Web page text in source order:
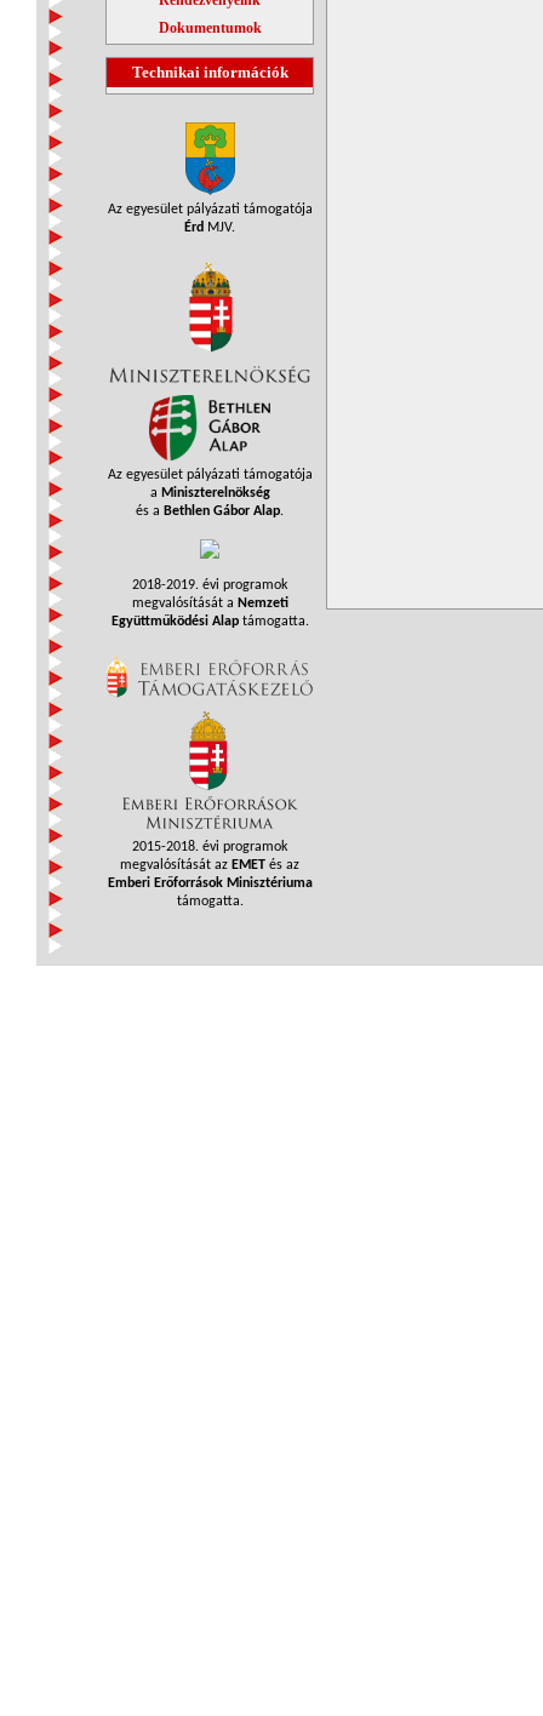
Dokumentumok
Technikai információk
Az egyesület pályázati támogatója
Érd MJV.
Az egyesület pályázati támogatója
a Miniszterelnökség
és a Bethlen Gábor Alap.
2018-2019. évi programok
megvalósítását a Nemzeti
Együttműködési Alaptámogatta.
2015-2018. évi programok
megvalósítását az EMET és az
Emberi Erőforrások Minisztériuma
támogatta.